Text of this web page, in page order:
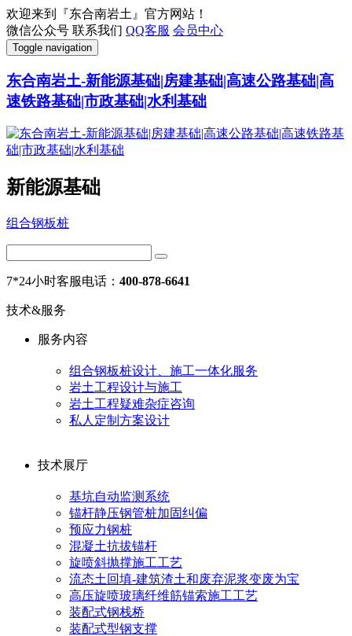
欢迎来到『东合南岩土』官方网站！
微信公众号 联系我们 QQ客服 会员中心
Toggle navigation
东合南岩土-新能源基础|房建基础|高速公路基础|高
速铁路基础|市政基础|水利基础
新能源基础
组合钢板桩
7*24小时客服电话： 400-878-6641
技术&服务
服务内容
组合钢板桩设计、施工一体化服务
岩土工程设计与施工
岩土工程疑难杂症咨询
私人定制方案设计
技术展厅
基坑自动监测系统
锚杆静压钢管桩加固纠偏
预应力钢桩
混凝土抗拔锚杆
旋喷斜抛撑施工工艺
流态土回填-建筑渣土和废弃泥浆变废为宝
高压旋喷玻璃纤维筋锚索施工工艺
装配式钢栈桥
装配式型钢支撑